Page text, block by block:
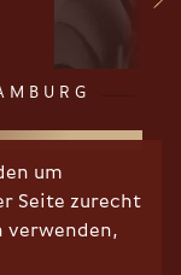
um
Seite zurecht
verwenden,